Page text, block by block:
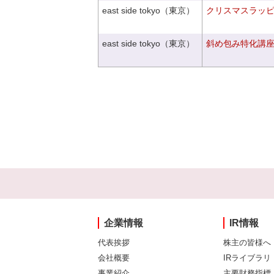
east side tokyo（東京） クリスマスラッ
east side tokyo（東京） 斜め包み特化講
企業情報
代表挨拶
会社概要
IR情報
株主の皆様へ
IRライブラリ